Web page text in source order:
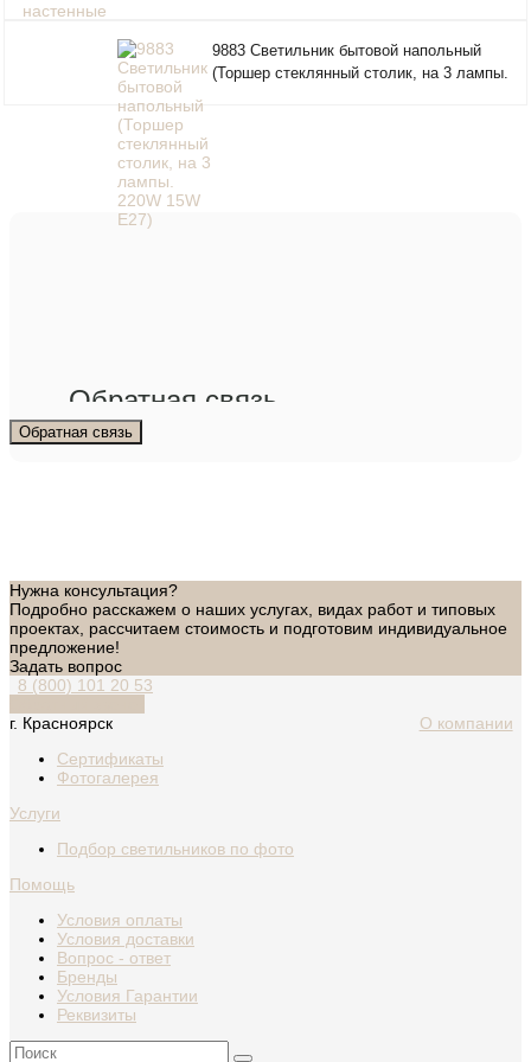
9883 Светильник бытовой напольный
(Торшер стеклянный столик, на 3 лампы.
Обратная связь
Обратная связь
Нужна консультация?
Подробно расскажем о наших услугах, видах работ и типовых
проектах, рассчитаем стоимость и подготовим индивидуальное
предложение!
Задать вопрос
8 (800) 101 20 53
г. Красноярск
О компании
Сертификаты
Фотогалерея
Услуги
Подбор светильников по фото
Помощь
Условия оплаты
Условия доставки
Вопрос - ответ
Бренды
Условия Гарантии
Реквизиты